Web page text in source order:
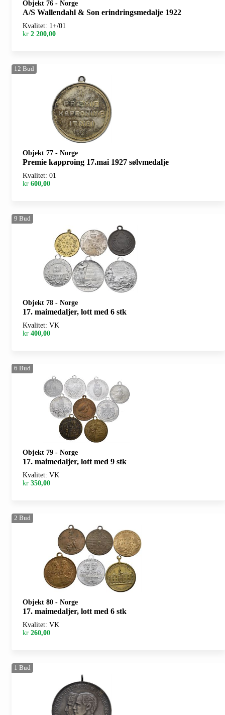
Objekt 76 - Norge
A/S Wallendahl & Son erindringsmedalje 1922
Kvalitet: 1+/01
kr 2 200,00
12 Bud
Objekt 77 - Norge
Premie kapproing 17.mai 1927 sølvmedalje
Kvalitet: 01
kr 600,00
9 Bud
Objekt 78 - Norge
17. maimedaljer, lott med 6 stk
Kvalitet: VK
kr 400,00
6 Bud
Objekt 79 - Norge
17. maimedaljer, lott med 9 stk
Kvalitet: VK
kr 350,00
2 Bud
Objekt 80 - Norge
17. maimedaljer, lott med 6 stk
Kvalitet: VK
kr 260,00
1 Bud